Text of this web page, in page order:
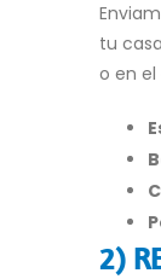
tu
o en el
2)